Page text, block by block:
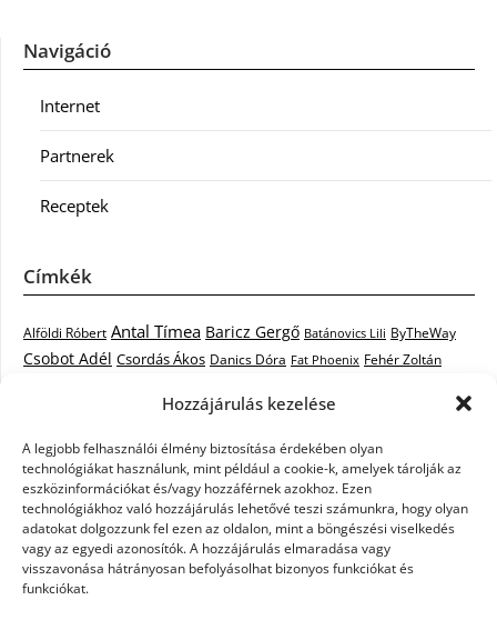
Hozzájárulás kezelése
A legjobb felhasználói élmény biztosítása érdekében olyan
technológiákat használunk, mint például a cookie-k, amelyek tárolják az
eszközinformációkat és/vagy hozzáférnek azokhoz. Ezen
technológiákhoz való hozzájárulás lehetővé teszi számunkra, hogy olyan
adatokat dolgozzunk fel ezen az oldalon, mint a böngészési viselkedés
vagy az egyedi azonosítók. A hozzájárulás elmaradása vagy
visszavonása hátrányosan befolyásolhat bizonyos funkciókat és
funkciókat.
Navigáció
Internet
Partnerek
Receptek
Címkék
Alföldi Róbert Antal Tímea Baricz Gergő Batánovics Lili ByTheWay
Csobot Adél Csordás Ákos Danics Dóra Fat Phoenix Fehér Zoltán
Kovács László Stone
Krasznai Tünde Like LiL C. Malek Miklós mentor Muri Enikő
Nagy Feró Oláh Gergő Péterffy Lili Rocktenors RTL Klub
Cowell Szabó Dávid Szabó Ádám Szikora Róbert Takács Nikolas
Tarány Tamás Tóth Gabi Vastag Csaba Vastag Tamás
Kati X-factor X-FaktorX-Faktor videók